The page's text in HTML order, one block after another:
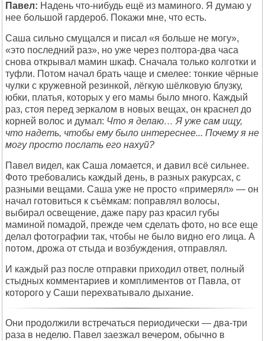
Павел: Надень что-нибудь ещё из маминого. Я думаю у
нее большой гардероб. Покажи мне, что есть.
Саша сильно смущался и писал «я больше не могу»,
«это последний раз», но уже через полтора-два часа
снова открывал мамин шкаф. Сначала только колготки и
туфли. Потом начал брать чаще и смелее: тонкие чёрные
чулки с кружевной резинкой, лёгкую шёлковую блузку,
юбки, платья, которых у его мамы было много. Каждый
раз, стоя перед зеркалом в новых вещах, он краснел до
корней волос и думал: Что я делаю… Я уже сам ищу,
что надеть, чтобы ему было интереснее... Почему я не
могу просто послать его нахуй?
Павел видел, как Саша ломается, и давил всё сильнее.
Фото требовались каждый день, в разных ракурсах, с
разными вещами. Саша уже не просто «примерял» — он
начал готовиться к съёмкам: поправлял волосы,
выбирал освещение, даже пару раз красил губы
маминой помадой, прежде чем сделать фото, но все еще
делал фотографии так, чтобы не было видно его лица. А
потом, дрожа от стыда и возбуждения, отправлял.
И каждый раз после отправки приходил ответ, полный
стыдных комментариев и комплиментов от Павла, от
которого у Саши перехватывало дыхание.
Они продолжили встречаться периодически — два-три
раза в неделю. Павел заезжал вечером, обычно в